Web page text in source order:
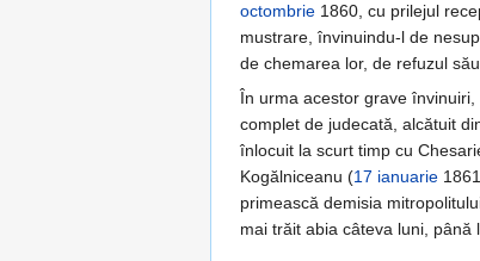
octombrie 1860, cu prilejul
mustrare, învinuindu-l de
de chemarea lor, de refuzul
În urma acestor grave învinuiri,
complet de judecată, alcătuit
înlocuit la scurt timp cu
Kogălniceanu (17 ianuarie
primească demisia
mai trăit abia câteva luni, până